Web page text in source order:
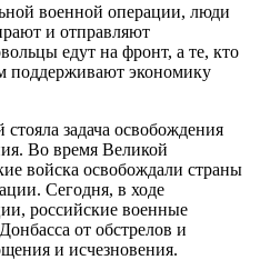
военной операции, люди
и отправляют
едут на фронт, а те, кто
поддерживают экономику
задача освобождения
Во время Великой
войска освобождали страны
Сегодня, в ходе
российские военные
от обстрелов и
и исчезновения.